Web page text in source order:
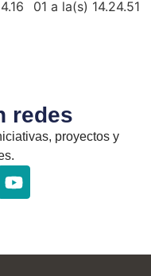
redes
proyectos y